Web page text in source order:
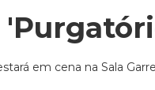
em cena na Sala